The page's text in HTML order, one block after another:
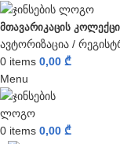
ᲛᲗᲐᲕᲐᲠᲘᲙᲐᲪᲘᲡ
ავტორიზაცია /
0 items 0,00 ₾
Menu
0 items 0,00 ₾